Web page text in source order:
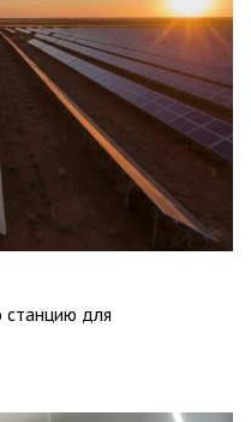
станцию для